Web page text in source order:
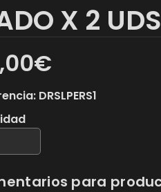
X 2 UDS
DRSLPERS1
para